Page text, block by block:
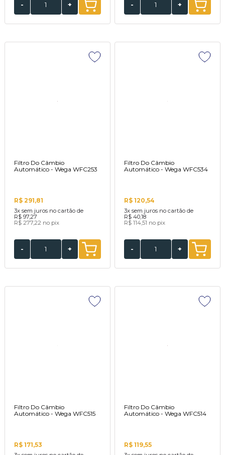
- + - +
Filtro Do Câmbio
Automático - Wega WFC253
R$ 291,81
3x sem juros no cartão de
R$ 97,27
R$ 277,22 no pix
- +
Filtro Do Câmbio
Automático - Wega WFC534
R$ 120,54
3x sem juros no cartão de
R$ 40,18
R$ 114,51 no pix
- +
Filtro Do Câmbio
Automático - Wega WFC515
R$ 171,53
Filtro Do Câmbio
Automático - Wega WFC514
R$ 119,55